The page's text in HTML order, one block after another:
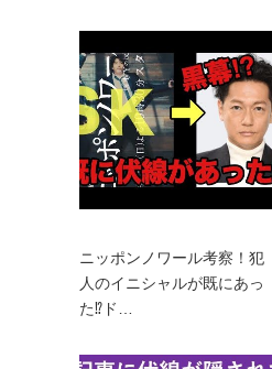
ニッポンノワール考察！犯
人のイニシャルが既にあっ
た⁉︎ド…